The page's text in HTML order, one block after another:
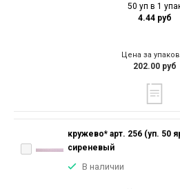
50 уп в 1
4.44 руб
Цена за
202.00 руб
кружево* арт. 256 (уп. 50
сиреневый
В наличии